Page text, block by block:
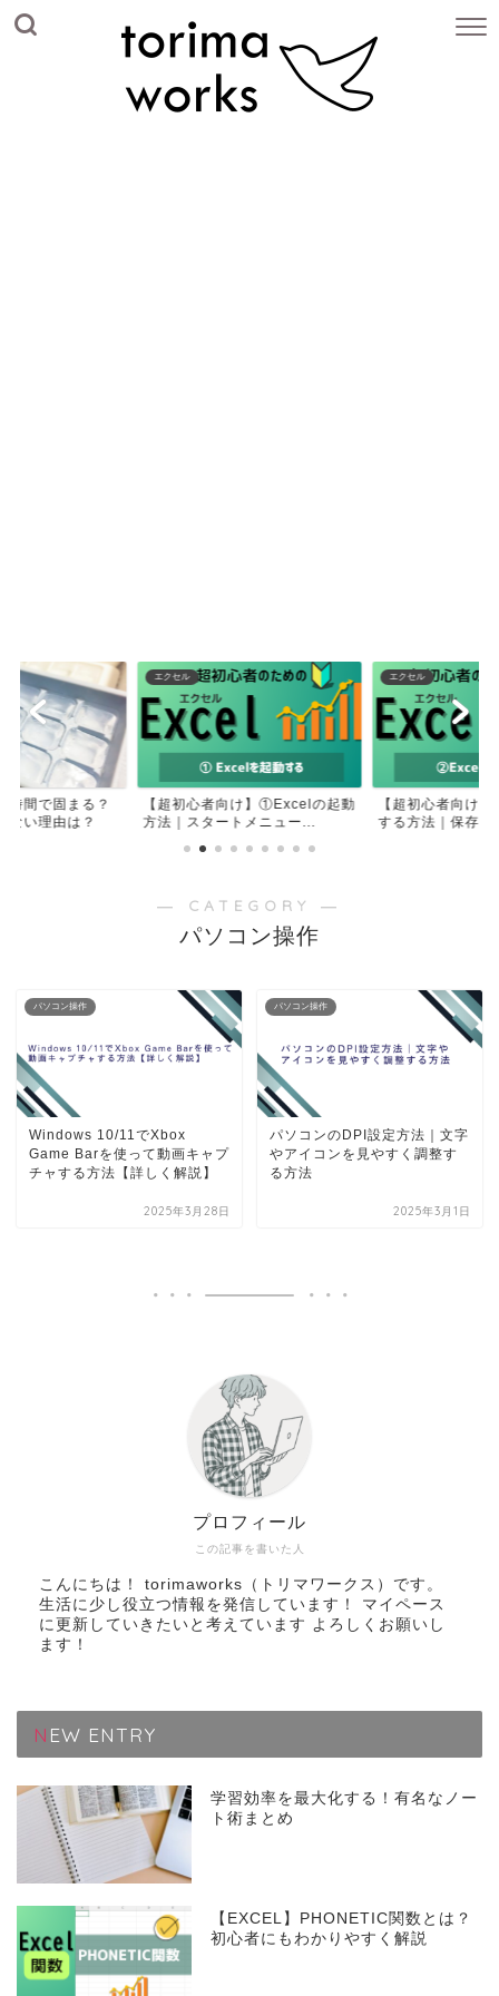
時間で固まる？
ない理由は？
エクセル
【超初心者向け】①Excelの起動
方法｜スタートメニュー...
エクセル
【超初心者向け
する方法｜保存せ
― CATEGORY ―
パソコン操作
パソコン操作
Windows 10/11でXbox
Game Barを使って動画キャプ
チャする方法【詳しく解説】
2025年3月28日
パソコン操作
パソコンのDPI設定方法｜文字
やアイコンを見やすく調整す
る方法
2025年3月1日
この記事を書いた人
プロフィール
こんにちは！ torimaworks（トリマワークス）です。
生活に少し役立つ情報を発信しています！ マイペース
に更新していきたいと考えています よろしくお願いし
ます！
NEW ENTRY
学習効率を最大化する！有名なノー
ト術まとめ
【EXCEL】PHONETIC関数とは？
初心者にもわかりやすく解説